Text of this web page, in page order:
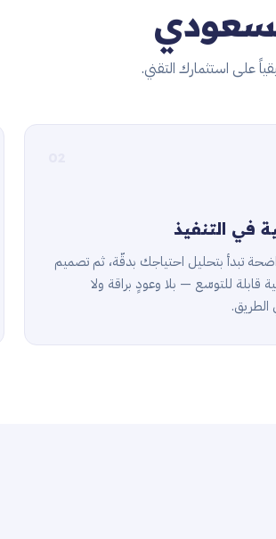
على استثمارك التقني.
في التنفيذ
تبدأ بتحليل احتياجك بدقّة، ثم تصميم
قابلة للتوسّع — بلا وعودٍ براقة ولا
الطريق.